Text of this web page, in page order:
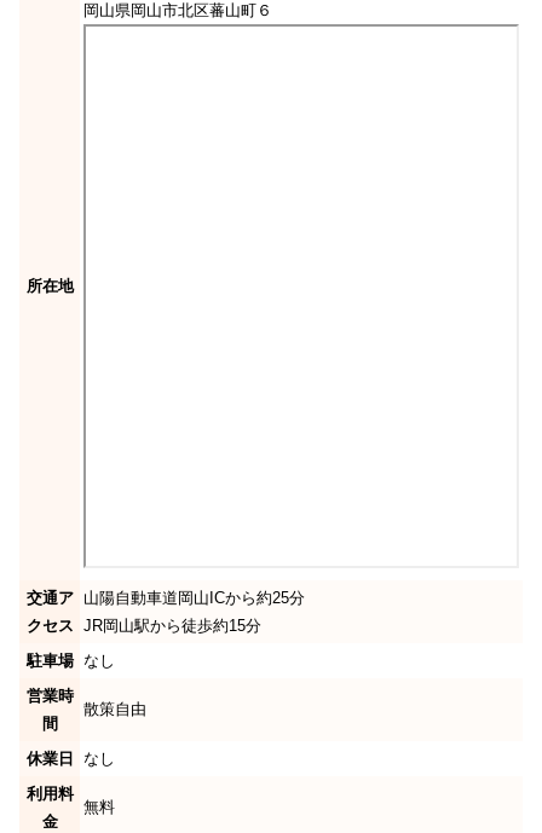
所在地
岡山県岡山市北区蕃山町６
交通ア
クセス
山陽自動車道岡山ICから約25分
JR岡山駅から徒歩約15分
駐車場 なし
営業時
間
散策自由
休業日
なし
利用料
金
無料